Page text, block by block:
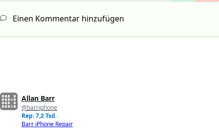
Einen Kommentar hinzufügen
Allan Barr
@barriphone
Rep: 7,2 Tsd.
Barr iPhone Repair